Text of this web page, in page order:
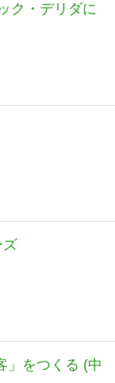
ク・デリダに
ズ
」をつくる (中